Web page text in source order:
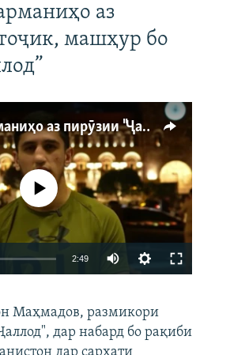
аз
машҳур бо
Ҳаводории арманиҳо аз пирӯзии "Ҷаллод"-и тоҷик
240p 360p 480p
кор намекунад
2:49
360p
480p
Маҳмадов, размикори
дар набард бо рақиби